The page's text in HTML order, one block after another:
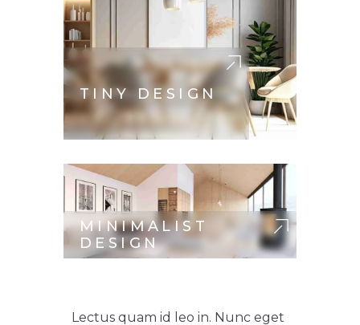
TINY DESIGN
MINIMALIST
DESIGN
Lectus quam id leo in. Nunc eget